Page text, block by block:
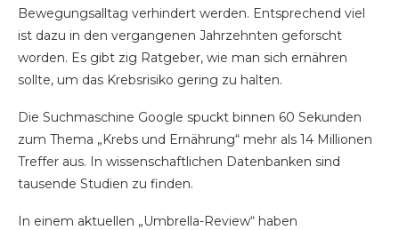
Bewegungsalltag verhindert werden. Entsprechend viel
ist dazu in den vergangenen Jahrzehnten geforscht
worden. Es gibt zig Ratgeber, wie man sich ernähren
sollte, um das Krebsrisiko gering zu halten.
Die Suchmaschine Google spuckt binnen 60 Sekunden
zum Thema „Krebs und Ernährung“ mehr als 14 Millionen
Treffer aus. In wissenschaftlichen Datenbanken sind
tausende Studien zu finden.
In einem aktuellen „Umbrella-Review“ haben